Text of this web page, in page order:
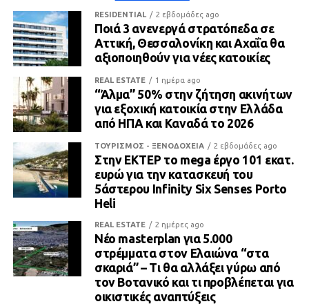
RESIDENTIAL 2 εβδομάδες ago
Ποιά 3 ανενεργά στρατόπεδα σε
Αττική, Θεσσαλονίκη και Αχαΐα θα
αξιοποιηθούν για νέες κατοικίες
REAL ESTATE 1 ημέρα ago
“Άλμα” 50% στην ζήτηση ακινήτων
για εξοχική κατοικία στην Ελλάδα
από ΗΠΑ και Καναδά το 2026
ΤΟΥΡΙΣΜΟΣ - ΞΕΝΟΔΟΧΕΙΑ 2 εβδομάδες ago
Στην ΕΚΤΕΡ το mega έργο 101 εκατ.
ευρώ για την κατασκευή του
5άστερου Infinity Six Senses Porto
Heli
REAL ESTATE 2 ημέρες ago
Νέο masterplan για 5.000
στρέμματα στον Ελαιώνα “στα
σκαριά” – Τι θα αλλάξει γύρω από
τον Βοτανικό και τι προβλέπεται για
οικιστικές αναπτύξεις